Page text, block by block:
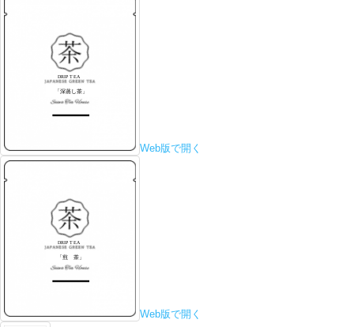
Web版で開く
Web版で開く